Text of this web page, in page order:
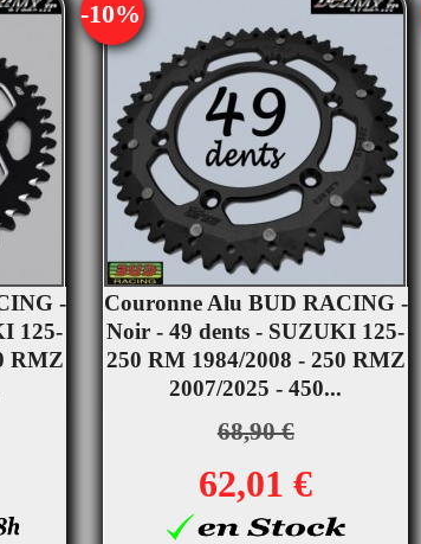
-
125-
RMZ
Couronne Alu BUD RACING -
Noir - 49 dents - SUZUKI 125-
250 RM 1984/2008 - 250 RMZ
2007/2025 - 450...
68,90 €
-10%
62,01 €
Aperçu rapide